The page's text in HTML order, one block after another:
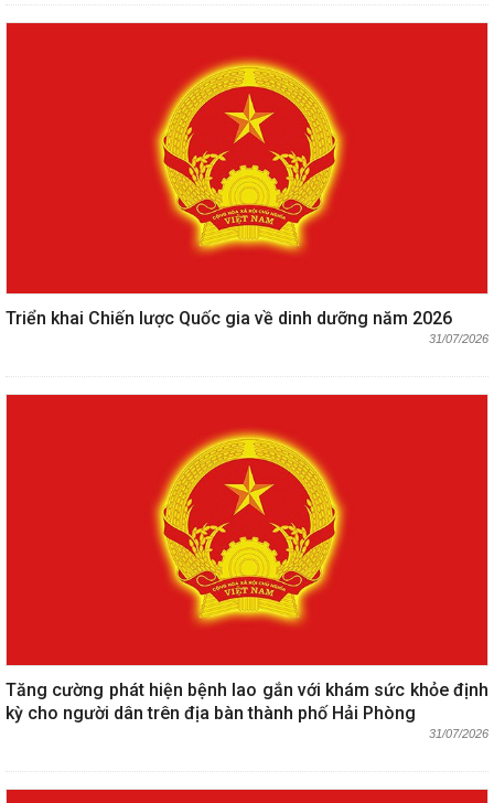
Triển khai Chiến lược Quốc gia về dinh dưỡng năm 2026
31/07/2026
Tăng cường phát hiện bệnh lao gắn với khám sức khỏe định
kỳ cho người dân trên địa bàn thành phố Hải Phòng
31/07/2026